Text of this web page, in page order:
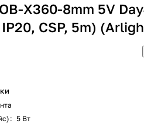
X360-8mm 5V
CSP, 5m)
: 5 Вт